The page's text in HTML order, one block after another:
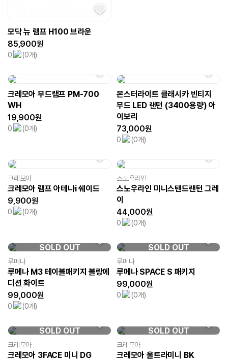
모닥 뉴 램프 H100 브라운
85,900원
0 (0개)
크레모아 무드램프 PM-700
WH
19,900원
0 (0개)
몬스터라이트 클래시카 빈티지
무드 LED 랜턴 (3400용량) 아
이보리
73,000원
0 (0개)
크레모아
크레모아 램프 아테나i 쉐이드
9,900원
0 (0개)
스노우라인
스노우라인 미니스탠드랜턴 그레
이
44,000원
0 (0개)
SOLD OUT
루메나
루메나 M3 테이블패키지 블랑에
디션 화이트
99,000원
0 (0개)
SOLD OUT
루메나
루메나 SPACE S 패키지
99,000원
0 (0개)
SOLD OUT
크레모아
크레모아 3FACE 미니 DG
SOLD OUT
크레모아
크레모아 울트라미니 BK